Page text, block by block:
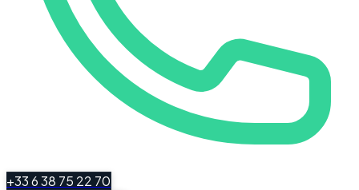
+33 6 38 75 22 70